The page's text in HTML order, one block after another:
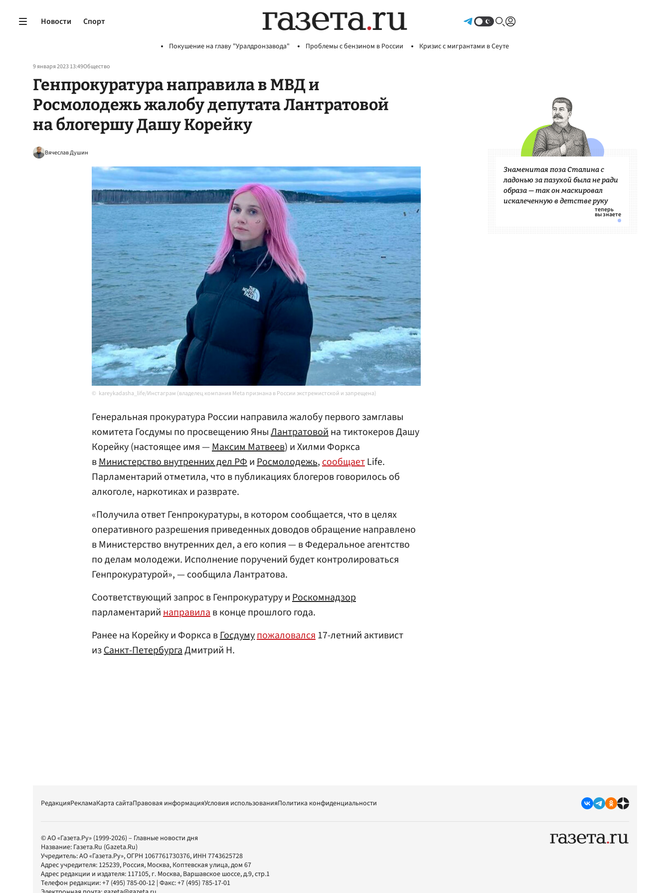
Новости Спорт
Покушение на главу "Уралдронзавода" Проблемы с бензином в России Кризис с мигрантами в Сеуте
9 января 2023 13:49Общество
Генпрокуратура направила в МВД и
Росмолодежь жалобу депутата Лантратовой
на блогершу Дашу Корейку
Вячеслав Душин
kareykadasha_life/Инстаграм (владелец компания Meta признана в России экстремистской и запрещена)
Генеральная прокуратура России направила жалобу первого замглавы
комитета Госдумы по просвещению ЯныЛантратовойна тиктокеров Дашу
Корейку (настоящее имя —Максим Матвеев) и Хилми Форкса
вМинистерство внутренних дел РФиРосмолодежь,сообщаетLife.
Парламентарий отметила, что в публикациях блогеров говорилось об
алкоголе, наркотиках и разврате.
«Получила ответ Генпрокуратуры, в котором сообщается, что в целях
оперативного разрешения приведенных доводов обращение направлено
в Министерство внутренних дел, а его копия — в Федеральное агентство
по делам молодежи. Исполнение поручений будет контролироваться
Генпрокуратурой», — сообщила Лантратова.
Соответствующий запрос в Генпрокуратуру иРоскомнадзор
парламентарийнаправилав конце прошлого года.
Ранее на Корейку и Форкса вГосдумупожаловался17-летний активист
изСанкт-ПетербургаДмитрий Н.
Знаменитая поза Сталина с
ладонью за пазухой была не ради
образа — так он маскировал
искалеченную в детстве руку
РедакцияРекламаКарта сайтаПравовая информацияУсловия использованияПолитика конфиденциальности
© АО «Газета.Ру» (1999-2026) – Главные новости дня
Название: Газета.Ru (Gazeta.Ru)
Учредитель:АО «Газета.Ру», ОГРН 1067761730376, ИНН 7743625728
Адрес учредителя: 125239, Россия, Москва, Коптевская улица, дом 67
Адрес редакции и издателя: 117105, г. Москва, Варшавское шоссе, д.9, стр.1
Телефон редакции:+7 (495) 785-00-12 | Факс:+7 (495) 785-17-01